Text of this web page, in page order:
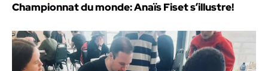
Championnat du monde: Anaïs Fiset s’illustre!